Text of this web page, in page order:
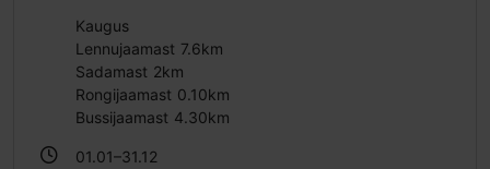
Kaugus
Lennujaamast 7.6km
Sadamast 2km
Rongijaamast 0.10km
Bussijaamast 4.30km
01.01–31.12